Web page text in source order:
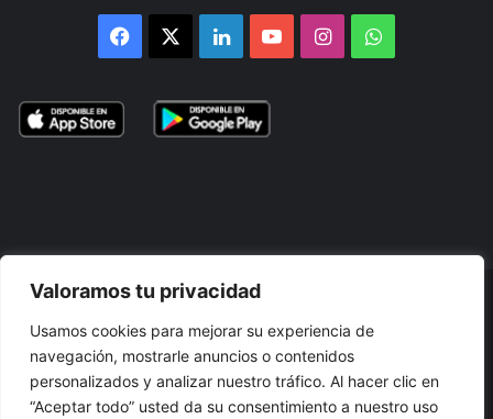
Valoramos tu privacidad
Usamos cookies para mejorar su experiencia de
navegación, mostrarle anuncios o contenidos
personalizados y analizar nuestro tráfico. Al hacer clic en
“Aceptar todo” usted da su consentimiento a nuestro uso
Facebook LinkedInYouTubeInstagramWhatsApp
su reproducción total o parcial, así como su traducción a cualquier
idioma sin nuestra autorización escrita.
Términos y Condiciones
Política de Privacidad Cookies